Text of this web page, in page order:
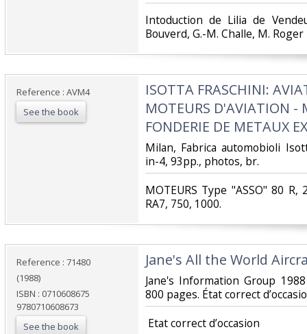
‎Intoduction de Lilia de
Bouverd, G.-M. Challe, M.
Reference : AVM4
See the book
‎ISOTTA FRASCHINI:
MOTEURS D'AVIATION -
FONDERIE DE METAUX
‎Milan, Fabrica automobioli
in-4, 93pp., photos, br.‎
‎MOTEURS Type "ASSO" 80 R,
RA7, 750, 1000. ‎
Reference : 71480
(1988)
ISBN : 0710608675
9780710608673
See the book
‎Jane's All the World
‎Jane's Information Group
800 pages. État correct
‎ Etat correct d’occasion ‎